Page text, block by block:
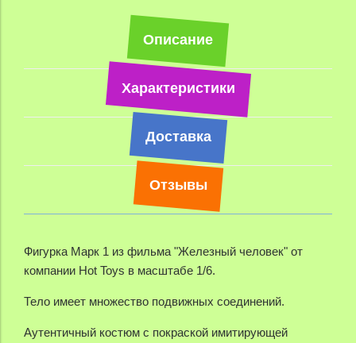
Описание
Характеристики
Доставка
Отзывы
Фигурка Марк 1 из фильма "Железный человек" от
компании Hot Toys в масштабе 1/6.
Тело имеет множество подвижных соединений.
Аутентичный костюм с покраской имитирующей